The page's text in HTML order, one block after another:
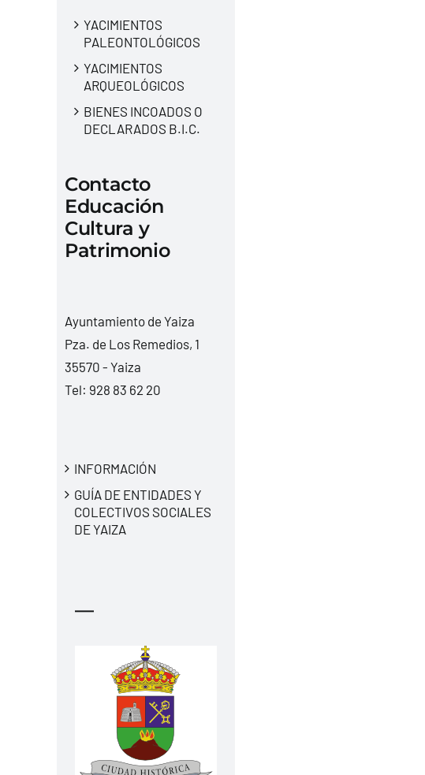
YACIMIENTOS
PALEONTOLÓGICOS
YACIMIENTOS
ARQUEOLÓGICOS
BIENES INCOADOS O
DECLARADOS B.I.C.
Contacto
Educación
Cultura y
Patrimonio
Ayuntamiento de Yaiza
Pza. de Los Remedios, 1
35570 - Yaiza
Tel: 928 83 62 20
INFORMACIÓN
GUÍA DE ENTIDADES Y
COLECTIVOS SOCIALES
DE YAIZA
—